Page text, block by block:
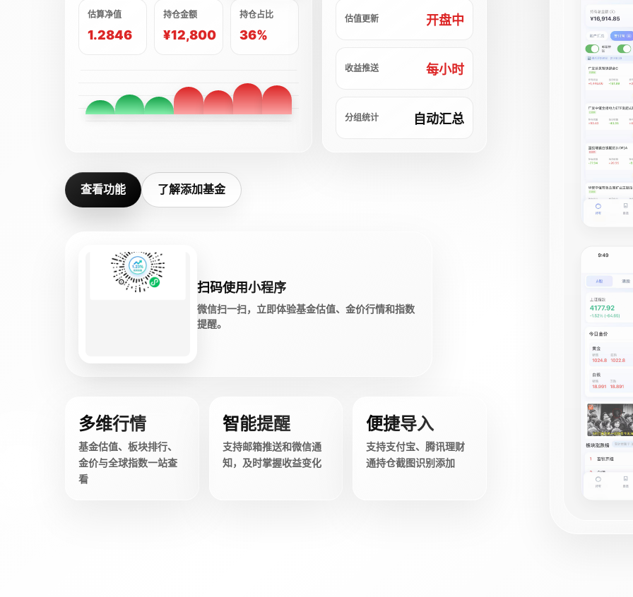
估算净值
1.2846
持仓金额
¥12,800
持仓占比
36%
估值更新 开盘中
收益推送 每小时
分组统计 自动汇总
查看功能 了解添加基金
扫码使用小程序
微信扫一扫，立即体验基金估值、金价行情和指数
提醒。
多维行情
基金估值、板块排行、
金价与全球指数一站查
看
智能提醒
支持邮箱推送和微信通
知，及时掌握收益变化
便捷导入
支持支付宝、腾讯理财
通持仓截图识别添加